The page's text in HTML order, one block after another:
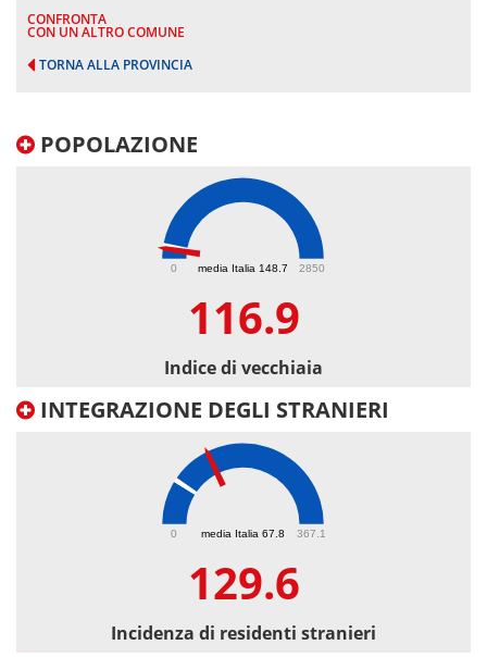
CONFRONTA
CON UN ALTRO COMUNE
TORNA ALLA PROVINCIA
POPOLAZIONE
media Italia 148.7
0 2850
116.9
Indice di vecchiaia
INTEGRAZIONE DEGLI STRANIERI
media Italia 67.8
0 367.1
129.6
Incidenza di residenti stranieri